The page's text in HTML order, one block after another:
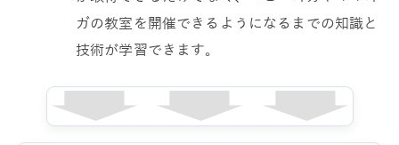
ガの教室を開催できるようになるまでの知識と
技術が学習できます。